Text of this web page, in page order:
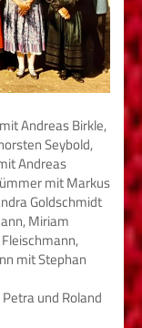
Andreas Birkle,
Seybold,
Andreas
mit Markus
Goldschmidt
Miriam
mit Stephan
und Roland